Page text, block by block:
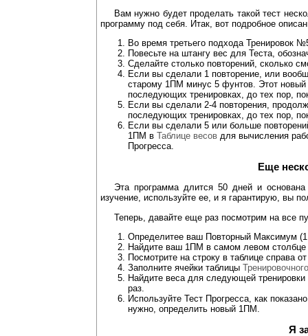
Вам нужно будет проделать такой тест
программу под себя. Итак, вот подробное
Во время третьего подхода Тренировок
Повесьте на штангу вес для Теста,
Сделайте столько повторений, сколько
Если вы сделали 1 повторение, или
старому 1ПМ минус 5 фунтов. Этот
последующих тренировках, до тех пор,
Если вы сделали 2-4 повторения,
последующих тренировках, до тех пор,
Если вы сделали 5 или больше
1ПМ в Таблице весов для вычисления
Прогресса.
Еще
Эта программа длится 50 дней и
изучение, используйте ее, и я гарантирую, вы
Теперь, давайте еще раз посмотрим на все
Определитее ваш Повторный Максимум
Найдите ваш 1ПМ в самом левом столбце
Посмотрите на строку в таблице справа
Заполните ячейки таблицы
Найдите веса для следующей
раз.
Используйте Тест Прогресса, как
нужно, определить новый 1ПМ.
Я